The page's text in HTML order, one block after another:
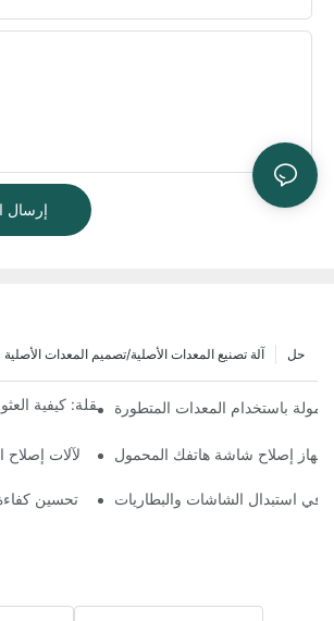
إرسال
حل آلة تصنيع المعدات الأصلية/تصميم المعدات الأصلية
الدليل النهائي لأسعار آلات الفصل المتنقلة: كيفية
باستخدام المعدات المتطورة
الأثر البيئي لآلاتلجهاز إصلاح شاشة هاتفك المحمول
كيفية تحسين كفاءة جهاز إصلاح شاشة LCD لهاتفك
في استبدال الشاشات والبطاريات